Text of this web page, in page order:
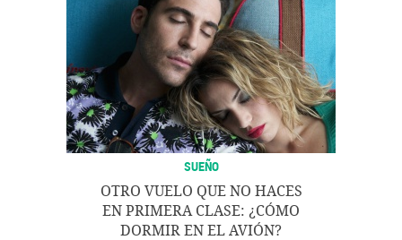
SUEÑO
OTRO VUELO QUE NO HACES
EN PRIMERA CLASE: ¿CÓMO
DORMIR EN EL AVIÓN?